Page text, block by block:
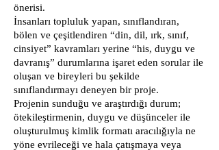
önerisi.
İnsanları topluluk yapan, sınıflandıran,
bölen ve çeşitlendiren “din, dil, ırk, sınıf,
cinsiyet” kavramları yerine “his, duygu ve
davranış” durumlarına işaret eden sorular ile
oluşan ve bireyleri bu şekilde
sınıflandırmayı deneyen bir proje.
Projenin sunduğu ve araştırdığı durum;
ötekileştirmenin, duygu ve düşünceler ile
oluşturulmuş kimlik formatı aracılığıyla ne
yöne evrileceği ve hala çatışmaya veya